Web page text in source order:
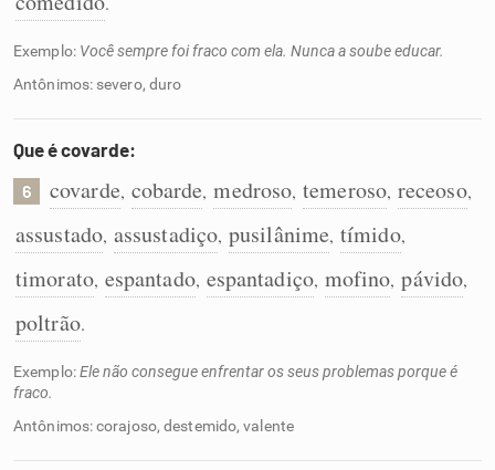
Exemplo: Você sempre foi fraco com ela. Nunca a soube educar.
Antônimos: severo, duro
Que é covarde:
6 covarde, cobarde, medroso, temeroso, receoso,
assustado, assustadiço, pusilânime, tímido,
timorato, espantado, espantadiço, mofino, pávido,
poltrão.
Exemplo:Ele não consegue enfrentar os seus problemas porque é
fraco.
Antônimos: corajoso, destemido, valente